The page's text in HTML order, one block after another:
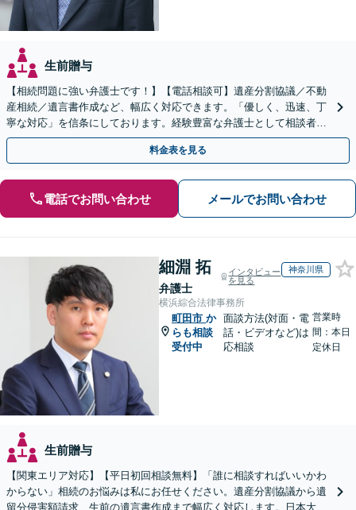
生前贈与
【相続問題に強い弁護士です！】【電話相談可】遺産分割協議／不動
産相続／遺言書作成など、幅広く対応できます。「優しく、迅速、丁
寧な対応」を信条にしております。経験豊富な弁護士として相談者様
のため全力を尽くします。お気軽にご相談ください。
料金表を見る
電話でお問い合わせ メールでお問い合わせ
細淵 拓
弁護士
インタビュー
を見る
神奈川県
横浜綜合法律事務所
町田市 か
らも相談
受付中
面談方法(対面・電
話・ビデオなど)は
応相談
営業時
間：本日
定休日
生前贈与
【関東エリア対応】【平日初回相談無料】「誰に相談すればいいかわ
からない」相続のお悩みは私にお任せください。遺産分割協議から遺
留分侵害額請求、生前の遺言書作成まで幅広く対応します。日本大通